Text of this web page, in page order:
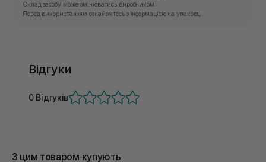
Склад засобу може змінюватись виробником.
Перед використанням ознайомтесь з інформацією на упаковці.
Відгуки
0 Відгуків
З цим товаром купують